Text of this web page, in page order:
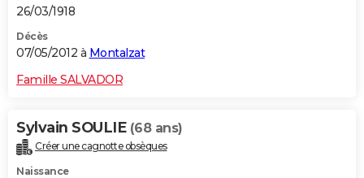
26/03/1918
Décès
07/05/2012 à Montalzat
Famille SALVADOR
Sylvain SOULIE (68 ans)
Créer une cagnotte obsèques
Naissance